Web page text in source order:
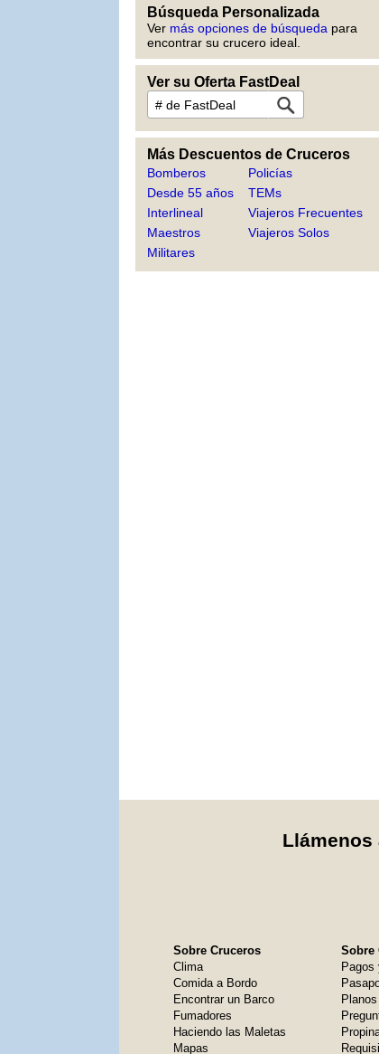
Búsqueda Personalizada
Ver más opciones de búsqueda para
encontrar su crucero ideal.
Ver su Oferta FastDeal
Más Descuentos de Cruceros
Bomberos
Desde 55 años
Interlineal
Maestros
Militares
Policías
TEMs
Viajeros Frecuentes
Viajeros Solos
Llámenos
Sobre Cruceros
Clima
Comida a Bordo
Encontrar un Barco
Fumadores
Haciendo las Maletas
Mapas
Sobre
Pagos